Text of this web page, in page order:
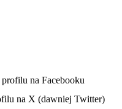
karcie na Facebooku
na X (dawniej Twitter)